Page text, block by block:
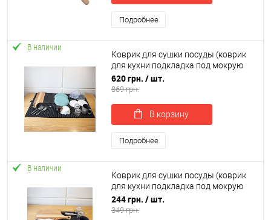
Подробнее
В наличии
Коврик для сушки посуды (коврик
для кухни подкладка под мокрую
посуду) 100х60 см OSPORT (R-
00057)
620 грн. / шт.
869 грн.
В корзину
Подробнее
В наличии
Коврик для сушки посуды (коврик
для кухни подкладка под мокрую
посуду) 60х40 см OSPORT (R-00054)
244 грн. / шт.
349 грн.